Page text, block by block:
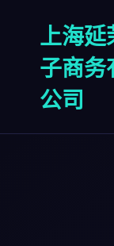
上海延
子商务
公司